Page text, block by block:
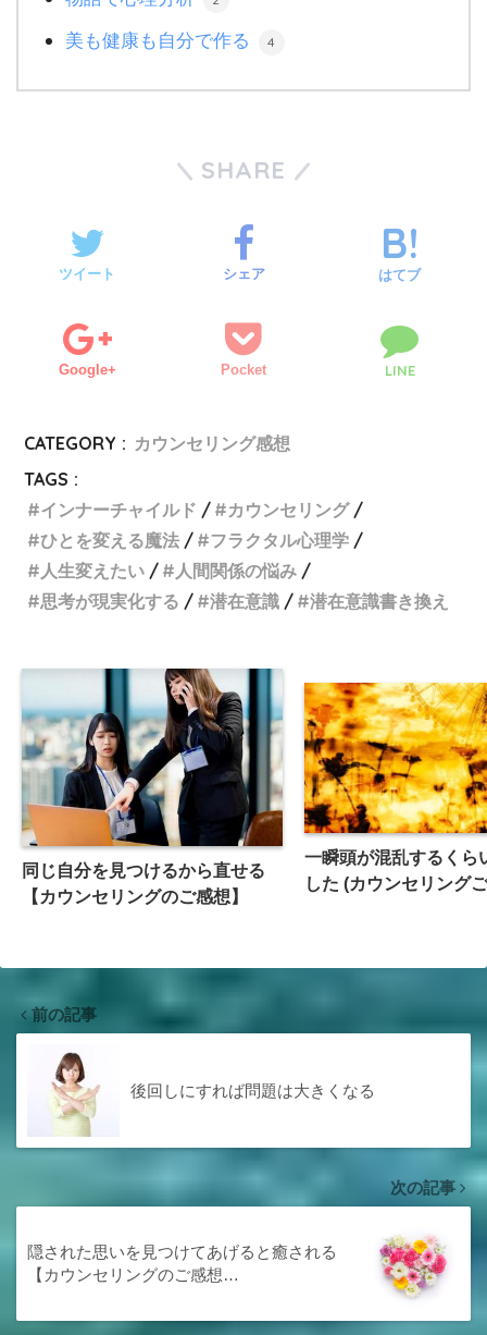
美も健康も自分で作る 4
SHARE
ツイート シェア はてブ
Google+ Pocket LINE
CATEGORY : カウンセリング感想
TAGS :
インナーチャイルド
カウンセリング
ひとを変える魔法
フラクタル心理学
人生変えたい
人間関係の悩み
思考が現実化する
潜在意識 潜在意識書き換え
同じ自分を見つけるから直せる
【カウンセリングのご感想】
一瞬頭が混乱するくら
した (カウンセリング
前の記事
後回しにすれば問題は大きくなる
次の記事
隠された思いを見つけてあげると癒される
【カウンセリングのご感想…